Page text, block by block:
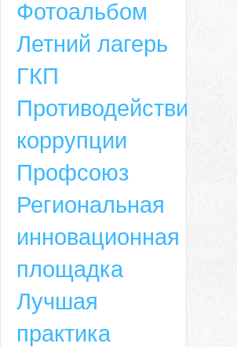
6-49, электронный адрес: aja_70@mail.ru
Фотоальбом
Летний лагерь
ГКП
Противодействие
коррупции
Профсоюз
Региональная
инновационная
площадка
Лучшая
практика